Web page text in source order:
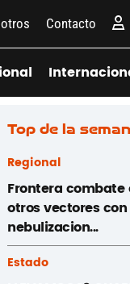
Contacto
Top de la
Regional
Frontera combate
otros vectores con
nebulizacion...
Estado